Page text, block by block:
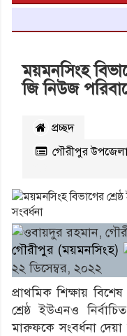
ময়মনসিংহ
জি নিউজ
প্রচ্ছদ
গৌরীপুর উপজেলা
গৌরীপুর (ময়মনসিংহ)
২২ ডিসেম্বর, ২০২২
প্রাথমিক শিক্ষায়
শ্রেষ্ঠ ইউএনও
মারুফকে সংবর্ধনা